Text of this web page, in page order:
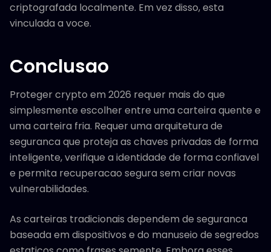
criptografada localmente. Em vez disso, esta
vinculada a voce.
Conclusao
Proteger crypto em 2026 requer mais do que
simplesmente escolher entre uma carteira quente e
uma carteira fria. Requer uma arquitetura de
seguranca que proteja as chaves privadas de forma
inteligente, verifique a identidade de forma confiavel
e permita recuperacao segura sem criar novas
vulnerabilidades.
As carteiras tradicionais dependem de seguranca
baseada em dispositivos e do manuseio de segredos